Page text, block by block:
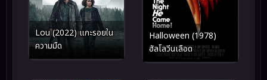
Lou (2022) แกะรอยใน
ความมืด
Halloween (1978)
ฮัลโลวีนเลือด